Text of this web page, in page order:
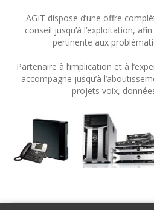
AGIT dispose d’une offre
conseil jusqu’à l’exploitation,
pertinente aux
Partenaire à l’implication et à
accompagne jusqu’à
projets voix,